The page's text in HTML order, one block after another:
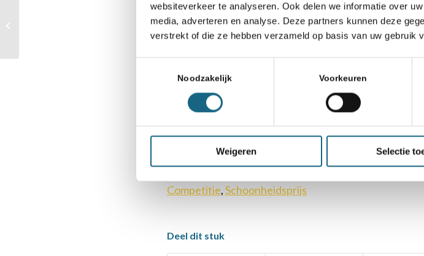
websiteverkeer te analyseren. Ook delen we informatie over
media, adverteren en analyse. Deze partners kunnen deze
verstrekt of die ze hebben verzameld op basis van uw gebruik
Noodzakelijk Voorkeuren
Weigeren Selectie
Website New In Chess:https://
Nieuwsgierig naar dit boek?https://
Winnaars New In Chess schoonheidsprijs
Competitie,Schoonheidsprijs
Deel dit stuk